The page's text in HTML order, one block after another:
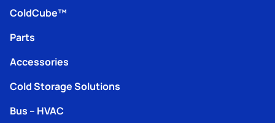
ColdCube™
Parts
Accessories
Cold Storage Solutions
Bus – HVAC